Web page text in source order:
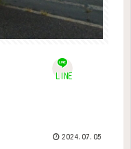
LINE
2024.07.05